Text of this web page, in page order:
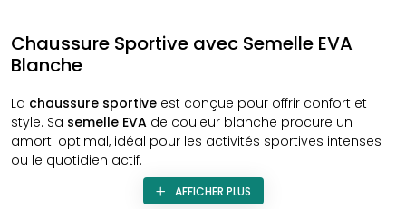
Chaussure Sportive avec Semelle EVA
Blanche
La chaussure sportive est conçue pour offrir confort et
style. Sa semelle EVA de couleur blanche procure un
amorti optimal, idéal pour les activités sportives intenses
ou le quotidien actif.
Cette chaussure, au design élégant et moderne, permet
AFFICHER PLUS